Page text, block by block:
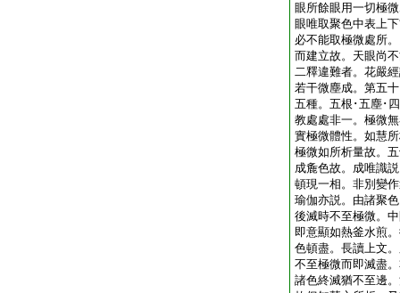
眼所餘眼用一切極
眼唯取聚色中表上
必不能取極微處所
而建立故。天眼尚
二釋違難者。花嚴
若干微塵成。第五
五種。五根･五塵･
教處處非一。極微
實極微體性。如慧
極微如所析量故。
成麁色故。成唯識
頓現一相。非別變
瑜伽亦説。由諸聚
後滅時不至極微。
即意顯如熱釜水煎
色頓盡。長讀上文
不至極微而即滅盡
諸色終滅猶不至邊